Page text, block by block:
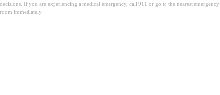
decisions. If you are experiencing a medical emergency, call 911 or go to the nearest emergency
room immediately.